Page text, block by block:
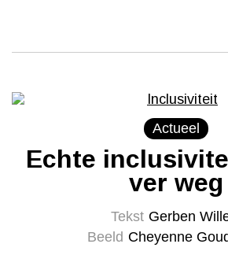
Actueel
Echte
ver weg
Tekst Gerben
Beeld Cheyenne